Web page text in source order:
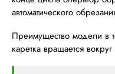
автоматического
Преимущество модели в
каретка вращается